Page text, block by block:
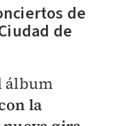
de
de
álbum
la